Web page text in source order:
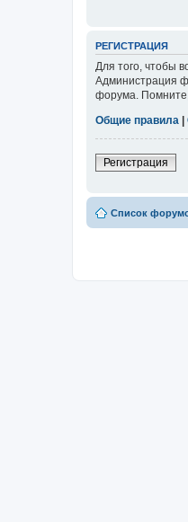
РЕГИСТРАЦИЯ
Для того, чтобы
Администрация
форума.
Общие правила
Регистрация
Список